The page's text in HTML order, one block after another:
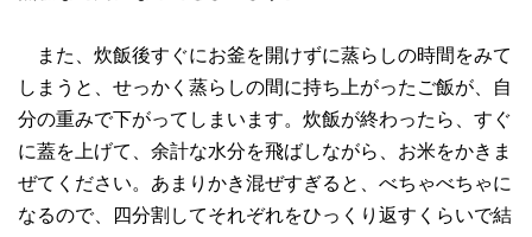
また、炊飯後すぐにお釜を開けずに蒸らしの時間をみて
しまうと、せっかく蒸らしの間に持ち上がったご飯が、自
分の重みで下がってしまいます。炊飯が終わったら、すぐ
に蓋を上げて、余計な水分を飛ばしながら、お米をかきま
ぜてください。あまりかき混ぜすぎると、べちゃべちゃに
なるので、四分割してそれぞれをひっくり返すくらいで結